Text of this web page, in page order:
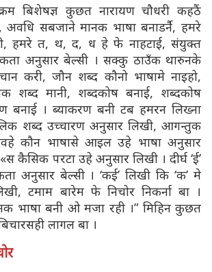
बिशेषज्ञ कुछत नारायण चौधरी कहठैं
अवधि सबजाने मानक भाषा बनाडर्नै, हमरे
हमरे त, थ, द, ध हे फे नाहटाई, संयुक्त
अनुसार बेल्सी । सक्कु ठाउँक थारुनके
करी, जौन शब्द कौनो भाषामे नाइहो,
शब्द मानी, शब्दकोष बनाई, शब्दकोष
बनाई । ब्याकरण बनी टब हमरन लिख्ना
शब्द उच्चारण अनुसार लिखी, आगन्तुक
कौन भाषासे आइल उहे भाषा अनुसार
कैसिक परटा उहे अनुसार लिखी । दीर्घ ‘ई’
अनुसार बेल्सी । ‘कई’ लिखी कि ‘क’ मे
टमाम बारेम फे निचोर निकर्ना बा ।
भाषा बनी ओ मजा रही ।” मिहिन कुछत
लागल बा ।